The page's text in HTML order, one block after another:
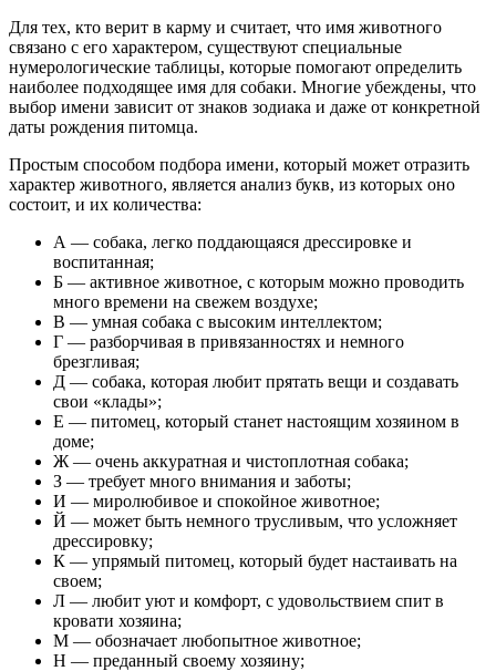
Для тех, кто верит в карму и считает, что имя животного
связано с его характером, существуют специальные
нумерологические таблицы, которые помогают определить
наиболее подходящее имя для собаки. Многие убеждены, что
выбор имени зависит от знаков зодиака и даже от конкретной
даты рождения питомца.
Простым способом подбора имени, который может отразить
характер животного, является анализ букв, из которых оно
состоит, и их количества:
А — собака, легко поддающаяся дрессировке и
воспитанная;
Б — активное животное, с которым можно проводить
много времени на свежем воздухе;
В — умная собака с высоким интеллектом;
Г — разборчивая в привязанностях и немного
брезгливая;
Д — собака, которая любит прятать вещи и создавать
свои «клады»;
Е — питомец, который станет настоящим хозяином в
доме;
Ж — очень аккуратная и чистоплотная собака;
З — требует много внимания и заботы;
И — миролюбивое и спокойное животное;
Й — может быть немного трусливым, что усложняет
дрессировку;
К — упрямый питомец, который будет настаивать на
своем;
Л — любит уют и комфорт, с удовольствием спит в
кровати хозяина;
М — обозначает любопытное животное;
Н — преданный своему хозяину;